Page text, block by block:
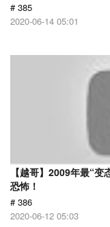
# 385
2020-06-14 05:01
【越哥】2009年最“
恐怖！
# 386
2020-06-12 05:03